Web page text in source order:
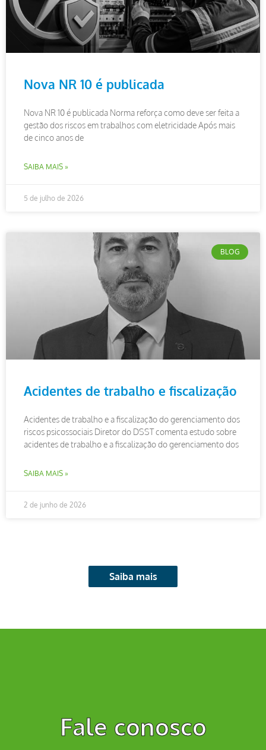
Nova NR 10 é publicada
Nova NR 10 é publicada Norma reforça como deve ser feita a
gestão dos riscos em trabalhos com eletricidade Após mais
de cinco anos de
SAIBA MAIS »
5 de julho de 2026
BLOG
Acidentes de trabalho e fiscalização
Acidentes de trabalho e a fiscalização do gerenciamento dos
riscos psicossociais Diretor do DSST comenta estudo sobre
acidentes de trabalho e a fiscalização do gerenciamento dos
SAIBA MAIS »
2 de junho de 2026
Saiba mais
Fale conosco